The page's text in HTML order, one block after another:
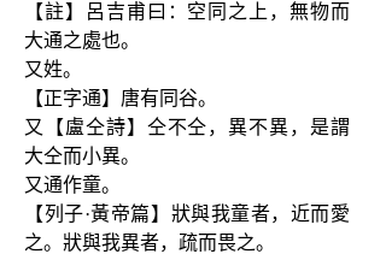
【註】呂吉甫曰：空同之上，無物而
大通之處也。
又姓。
【正字通】唐有同谷。
又【盧仝詩】仝不仝，異不異，是謂
大仝而小異。
又通作童。
【列子·黃帝篇】狀與我童者，近而愛
之。狀與我異者，疏而畏之。